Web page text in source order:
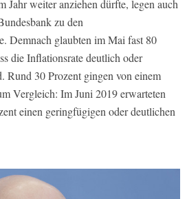
Jahr weiter anziehen dürfte, legen auch
zu den
Demnach glaubten im Mai fast 80
die Inflationsrate deutlich oder
Rund 30 Prozent gingen von einem
Vergleich: Im Juni 2019 erwarteten
einen geringfügigen oder deutlichen